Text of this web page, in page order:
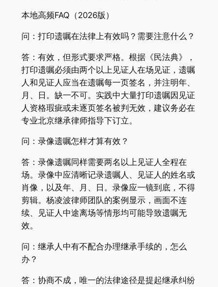
本地高频FAQ（2026版）
问：打印遗嘱在法律上有效吗？需要注意什么？
答：有效，但形式要求严格。根据《民法典》，
打印遗嘱必须由两个以上见证人在场见证，遗嘱
人和见证人应当在遗嘱每一页签名，并注明年、
月、日。缺一不可。实践中大量打印遗嘱因见证
人资格瑕疵或未逐页签名被判无效，建议务必在
专业北京继承律师指导下订立。
问：录像遗嘱怎样才算有效？
答：录像遗嘱同样需要两名以上见证人全程在
场。录像中应清晰记录遗嘱人、见证人的姓名或
肖像，以及年、月、日。录像应一镜到底，不得
剪辑。杨凌波律师团队的案例显示，画面不连
续、见证人中途离场等情形均可能导致遗嘱无
效。
问：继承人中有不配合办理继承手续的，怎么
办？
答：协商不成，唯一的法律途径是提起继承纠纷